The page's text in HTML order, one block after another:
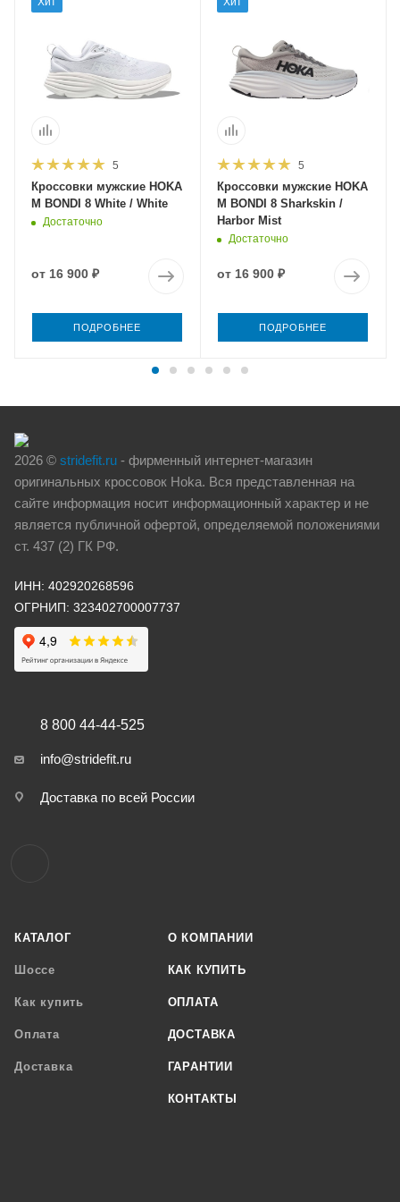
5
Кроссовки мужские HOKA
M BONDI 8 White / White
Достаточно
от 16 900 ₽
ПОДРОБНЕЕ
5
Кроссовки мужские HOKA
M BONDI 8 Sharkskin /
Harbor Mist
Достаточно
от 16 900 ₽
ПОДРОБНЕЕ
2026 © stridefit.ru - фирменный интернет-магазин
оригинальных кроссовок Hoka. Вся представленная на
сайте информация носит информационный характер и не
является публичной офертой, определяемой положениями
ст. 437 (2) ГК РФ.
ИНН: 402920268596
ОГРНИП: 323402700007737
КАТАЛОГ
Шоссе
Как купить
Оплата
Доставка
О КОМПАНИИ
КАК КУПИТЬ
ОПЛАТА
ДОСТАВКА
ГАРАНТИИ
КОНТАКТЫ
8 800 44-44-525
info@stridefit.ru
Доставка по всей России